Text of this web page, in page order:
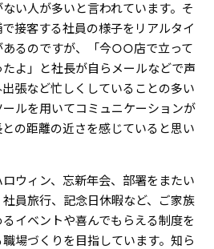
い人が多いと言われています。そ
接客する社員の様子をリアルタイ
あるのですが、「今○○店で立って
よ」と社長が自らメールなどで声
張など忙しくしていることの多い
ルを用いてコミュニケーションが
の距離の近さを感じていると思い
ウィン、忘新年会、部署をまたい
員旅行、記念日休暇など、ご家族
イベントや喜んでもらえる制度を
場づくりを目指しています。知ら